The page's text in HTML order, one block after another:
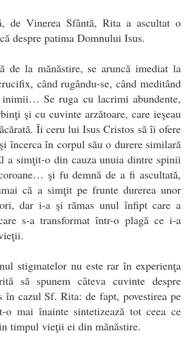
Sfântă, Rita a ascultat o
despre patima Domnului Isus.
mănăstire, se aruncă imediat la
când rugându-se, când meditând
Se ruga cu lacrimi abundente,
şi cu cuvinte arzătoare, care ieşeau
Îi ceru lui Isus Cristos să îi ofere
încerca în corpul său o durere similară
a simţit-o din cauza unuia dintre spinii
şi fu demnă de a fi ascultată,
că a simţit pe frunte durerea unor
dar i-a şi rămas unul înfipt care a
s-a transformat într-o plagă ce i-a
nu este rar în experienţa
să spunem câteva cuvinte despre
în cazul Sf. Rita: de fapt, povestirea pe
o mai înainte sintetizează tot ceea ce
timpul vieţii ei din mănăstire.